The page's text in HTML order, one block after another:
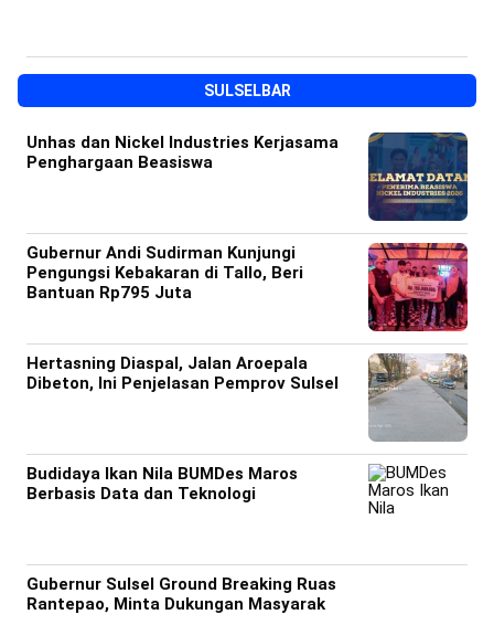
SULSELBAR
Unhas dan Nickel Industries Kerjasama
Penghargaan Beasiswa
Gubernur Andi Sudirman Kunjungi
Pengungsi Kebakaran di Tallo, Beri
Bantuan Rp795 Juta
Hertasning Diaspal, Jalan Aroepala
Dibeton, Ini Penjelasan Pemprov Sulsel
Budidaya Ikan Nila BUMDes Maros
Berbasis Data dan Teknologi
Gubernur Sulsel Ground Breaking Ruas
Rantepao, Minta Dukungan Masyarak